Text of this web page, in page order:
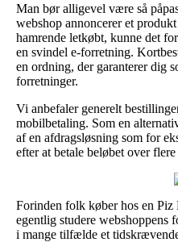
Man bør alligevel være så
webshop annoncerer et
hamrende letkøbt, kunne det
en svindel e-forretning.
en ordning, der garanterer dig
forretninger.
Vi anbefaler generelt
mobilbetaling. Som en
af en afdragsløsning som for
efter at betale beløbet over flere
Forinden folk køber hos en
egentlig studere webshoppens
i mange tilfælde et